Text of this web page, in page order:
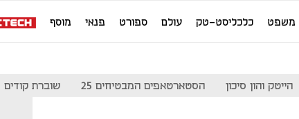
משפט כלכליסט-טק עולם ספורט פנאי מוסף
הייטק והון סיכון הסטארטאפים המבטיחים 25 שוברת קודים